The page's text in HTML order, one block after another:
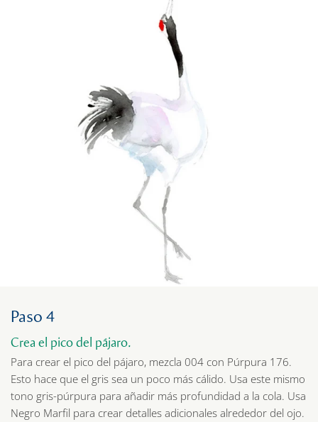
Paso 4
Crea el pico del pájaro.
Para crear el pico del pájaro, mezcla 004 con Púrpura 176.
Esto hace que el gris sea un poco más cálido. Usa este mismo
tono gris-púrpura para añadir más profundidad a la cola. Usa
Negro Marfil para crear detalles adicionales alrededor del ojo.